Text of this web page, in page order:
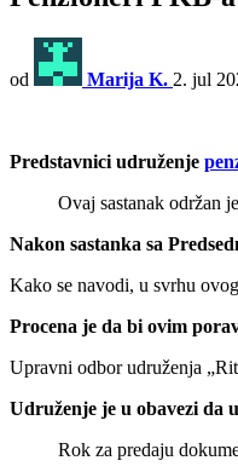
od Marija K. 2. jul
Predstavnici udruženje
Ovaj sastanak održan
Nakon sastanka sa
Kako se navodi, u svrhu
Procena je da bi ovim
Upravni odbor udruženja
Udruženje je u obavezi da
Rok za predaju